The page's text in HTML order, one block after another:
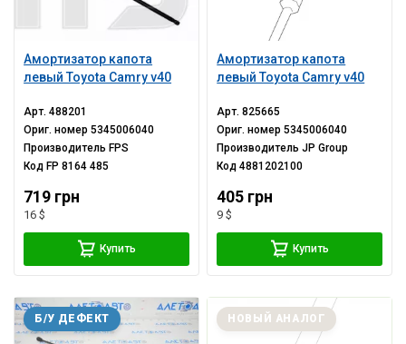
Амортизатор капота
левый Toyota Camry v40
Арт.488201
Ориг. номер5345006040
Производитель FPS
Код FP 8164 485
719 грн
16 $
Купить
Амортизатор капота
левый Toyota Camry v40
Арт.825665
Ориг. номер5345006040
ПроизводительJP Group
Код4881202100
405 грн
9 $
Купить
Б/У ДЕФЕКТ НОВЫЙ АНАЛОГ